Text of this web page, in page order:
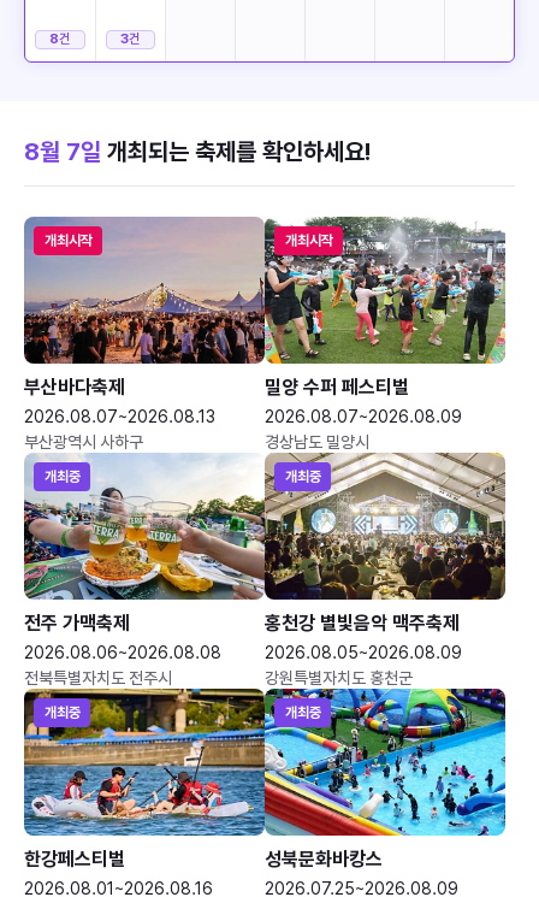
8건 3건
8월 7일 개최되는 축제를 확인하세요!
개최시작
부산바다축제
2026.08.07~2026.08.13
부산광역시 사하구
개최시작
밀양 수퍼 페스티벌
2026.08.07~2026.08.09
경상남도 밀양시
개최중
전주 가맥축제
2026.08.06~2026.08.08
전북특별자치도 전주시
개최중
홍천강 별빛음악 맥주축제
2026.08.05~2026.08.09
강원특별자치도 홍천군
개최중
한강페스티벌
2026.08.01~2026.08.16
개최중
성북문화바캉스
2026.07.25~2026.08.09